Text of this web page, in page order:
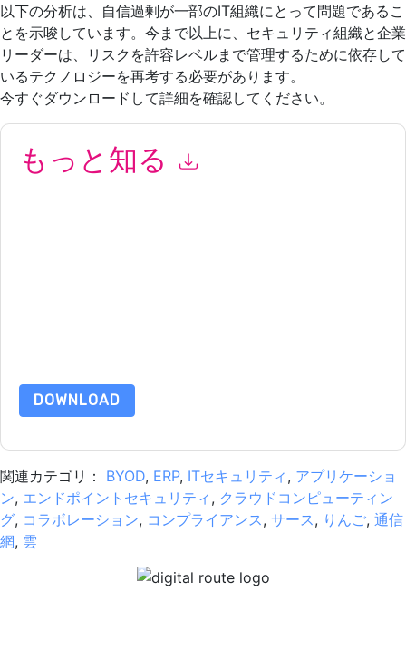
以下の分析は、自信過剰が一部のIT組織にとって問題であるこ
とを示唆しています。今まで以上に、セキュリティ組織と企業
リーダーは、リスクを許容レベルまで管理するために依存して
いるテクノロジーを再考する必要があります。
今すぐダウンロードして詳細を確認してください。
もっと知る
DOWNLOAD
関連カテゴリ： BYOD, ERP, ITセキュリティ , アプリケーショ
ン, エンドポイントセキュリティ , クラウドコンピューティン
グ, コラボレーション, コンプライアンス, サース, りんご, 通信
網, 雲